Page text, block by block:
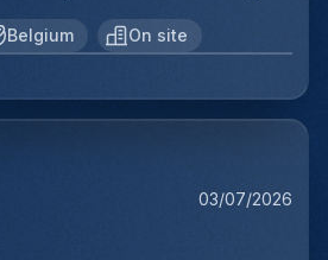
productielijn voor
leiden. Je bent
de volledige uitrol van dit
van de opstartfase tot het
aansturenCommerciële
en de verkoop verder
Belgium On site
03/07/2026